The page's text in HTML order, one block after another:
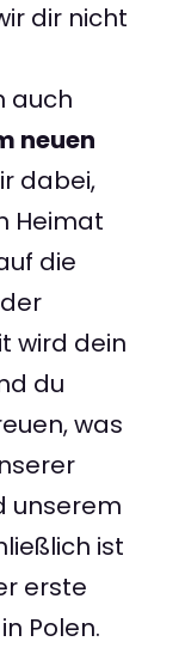
dir nicht
auch
neuen
dabei,
Heimat
die
wird dein
du
was
unserem
ist
erste
Polen.